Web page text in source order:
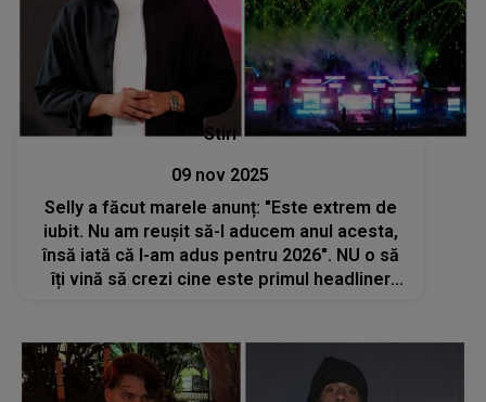
Stiri
09 nov 2025
Selly a făcut marele anunț: "Este extrem de
iubit. Nu am reușit să-l aducem anul acesta,
însă iată că l-am adus pentru 2026". NU o să
îți vină să crezi cine este primul headliner